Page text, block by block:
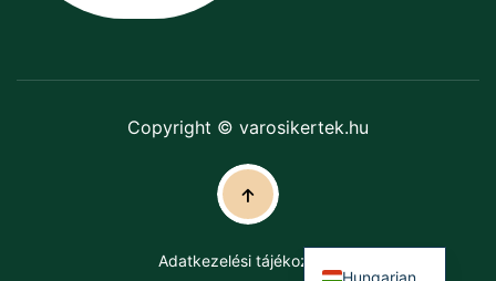
Copyright © varosikertek.hu
Adatkezelési tájékoztató
Hungarian